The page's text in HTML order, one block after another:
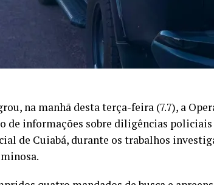
na manhã desta terça-feira (7.7), a
de informações sobre diligências
de Cuiabá, durante os trabalhos